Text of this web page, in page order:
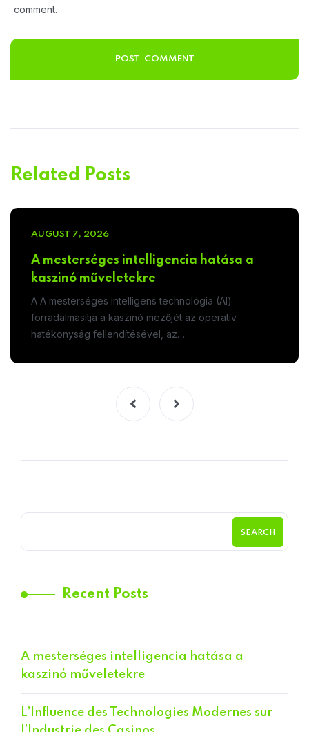
comment.
Related Posts
AUGUST 7, 2026
A mesterséges intelligencia hatása a
kaszinó műveletekre
A A mesterséges intelligens technológia (AI)
forradalmasítja a kaszinó mezőjét az operatív
hatékonyság fellendítésével, az…
SEARCH
Recent Posts
A mesterséges intelligencia hatása a
kaszinó műveletekre
L’Influence des Technologies Modernes sur